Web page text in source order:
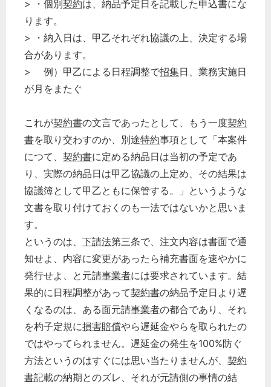
> ・個別契約は、納品予定日を記載した申込書にな
ります。
> ・納入日は、甲乙それぞれ協議の上、決定する場
合があります。
> 例）甲乙による日程調整で招集日、業務実施日
が月をまたぐ
これが契約書の文言であったとして、もう一度契約
書を取り交わすのか、別途特約事項として「本案件
につて、 契約書に定める納品日は当初の予定であ
り、実際の納品日は甲乙協議の上定め、その結果は
協議簿として甲乙ともに保管する。」というような
文書を取り付けておくのも一法ではないかと思いま
す。
というのは、 下請法第三条で、注文内容は書面で通
知せよ、内容に変更があったら補充書面を速やかに
発行せよ、と元請事業者には要求されています。結
果的に日程調整があって契約書の納品予定日より遅
くなるのは、ある面元請事業者の都合であり、それ
を杓子定規に損害賠償やら遅延金やらを取られたの
ではやってられません。遅延金の発生を100%防ぐ
方法というのはすぐには思い当たりませんが、 契約
書記載の納期とのズレ、それが元請側の事情の結